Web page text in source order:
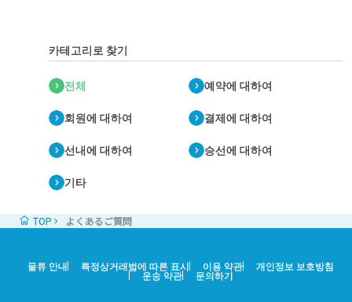
카테고리로 찾기
전체 예약에 대하여
회원에 대하여 결제에 대하여
선내에 대하여 승선에 대하여
기타
TOP よくあるご質問
물류 안내 특정상거래법에 따른 표시 이용 약관 개인정보 보호방침
운송 약관 문의하기